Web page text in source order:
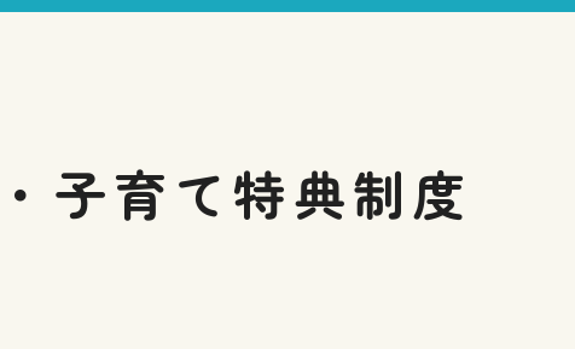
子育て特典制度